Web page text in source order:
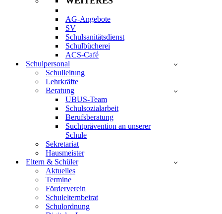
AG-Angebote
SV
Schulsanitätsdienst
Schulbücherei
ACS-Café
Schulpersonal
Schulleitung
Lehrkräfte
Beratung
UBUS-Team
Schulsozialarbeit
Berufsberatung
Suchtprävention an unserer
Schule
Sekretariat
Hausmeister
Eltern & Schüler
Aktuelles
Termine
Förderverein
Schulelternbeirat
Schulordnung